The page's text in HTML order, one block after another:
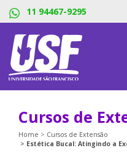
11 94467-9295
Cursos de
Home
Cursos de Extensão
Estética Bucal: Atingindo a